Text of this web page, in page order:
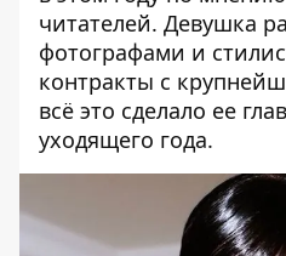
читателей. Девушка
фотографами и
контракты с
всё это сделало ее
уходящего года.